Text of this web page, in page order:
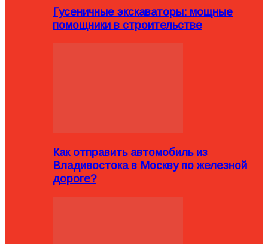
Гусеничные экскаваторы: мощные
помощники в строительстве
Как отправить автомобиль из
Владивостока в Москву по железной
дороге?